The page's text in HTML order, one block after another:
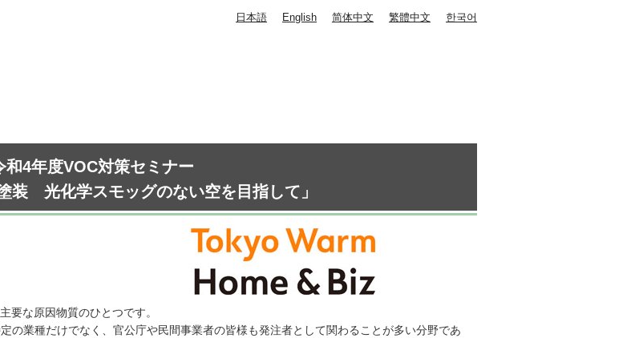
日本語 English 简体中文 繁體中文 한국어
和4年度VOC対策セミナー
装 光化学スモッグのない空を目指して」
要な原因物質のひとつです。
の業種だけでなく、官公庁や民間事業者の皆様も発注者として関わることが多い分野であ